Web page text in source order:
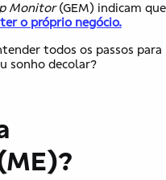
Monitor(GEM) indicam que
o próprio negócio.
todos os passos para
sonho decolar?